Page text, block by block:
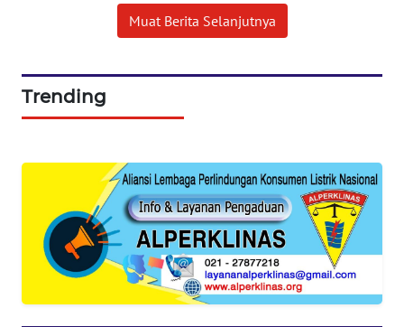
Muat Berita Selanjutnya
Trending
WN
BINJAI
CIREBON
WN
INDRAMAYU
WN